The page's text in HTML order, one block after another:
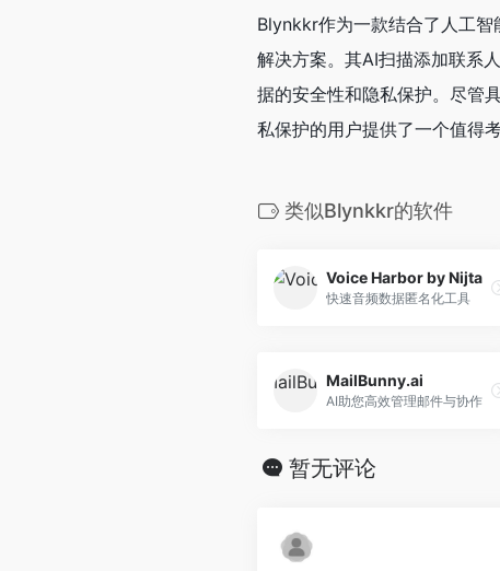
Blynkkr作为一款结合了人工
解决方案。其AI扫描添加联系
据的安全性和隐私保护。尽管
私保护的用户提供了一个值得考
类似Blynkkr的软件
Voice Harbor by Nijta
快速音频数据匿名化工具
MailBunny.ai
AI助您高效管理邮件与协作
暂无评论